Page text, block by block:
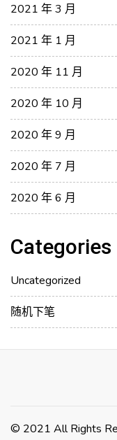
2021 年 3 月
2021 年 1 月
2020 年 11 月
2020 年 10 月
2020 年 9 月
2020 年 7 月
2020 年 6 月
Categories
Uncategorized
随机下笔
© 2021 All Rights